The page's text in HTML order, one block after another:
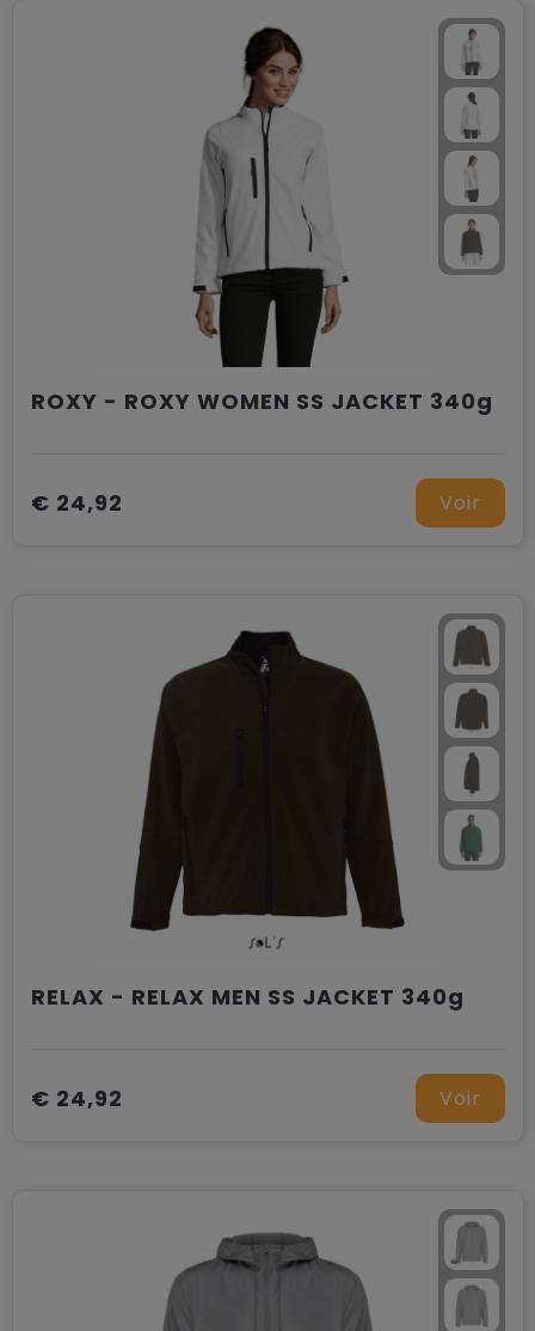
ROXY - ROXY WOMEN SS JACKET 340g
€ 24,92 Voir
RELAX - RELAX MEN SS JACKET 340g
€ 24,92 Voir